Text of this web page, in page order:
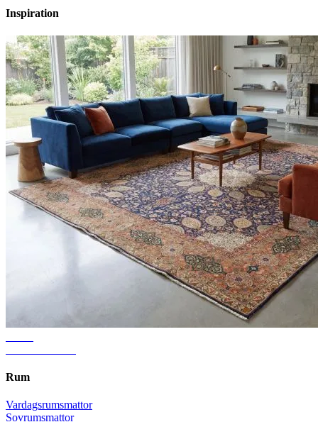
Inspiration
Rum
Vardagsrumsmattor
Sovrumsmattor